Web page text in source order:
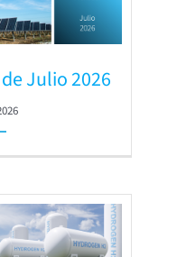
Julio 2026